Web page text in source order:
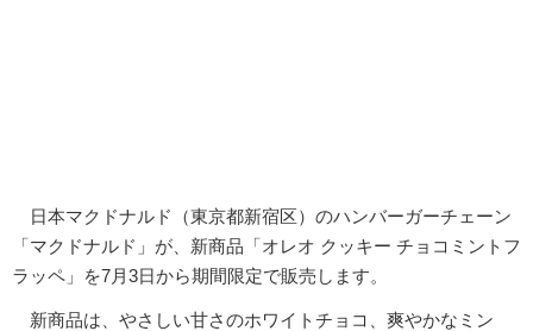
日本マクドナルド（東京都新宿区）のハンバーガーチェーン
「マクドナルド」が、新商品「オレオ クッキー チョコミントフ
ラッペ」を7月3日から期間限定で販売します。
新商品は、やさしい甘さのホワイトチョコ、爽やかなミン